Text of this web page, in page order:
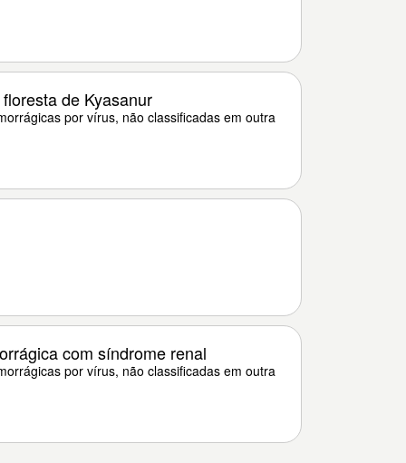
de Kyasanur
por vírus, não classificadas em outra
com síndrome renal
por vírus, não classificadas em outra